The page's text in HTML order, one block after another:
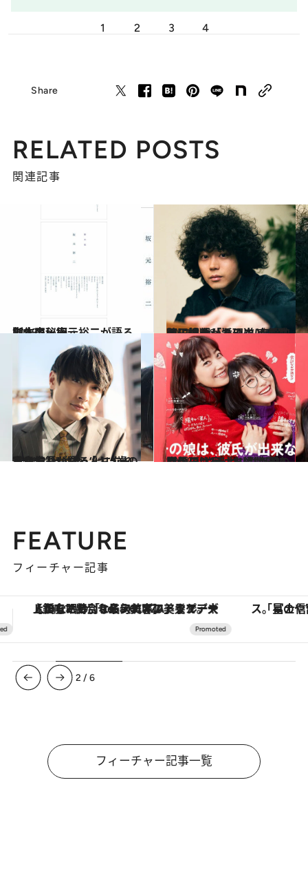
1 2 3 4
Share
RELATED POSTS
関連記事
2018.10.19
脚本家・坂元裕二が語る 創作の秘密
カルチャー 2021.1.30
菅田将暉「添い遂げることに憧れがある」 恋愛映画に挑戦した理由と恋愛観に迫る
カルチャー
2021.2.13
高良健吾が語る“いい歳の重ね方”とは？ 「キュートなおじいちゃんになりたい」
カルチャー 2021.1.28
話題の“ウチカレ”は母娘関係に注目 北川悦吏子の真骨頂は実は友情物語!?
カルチャー
FEATURE
フィーチャー記事
「星のや富士」でデジタルデトックス。冨士信仰の歴史を辿り、心身を調える。
3 /6
フィーチャー記事一覧